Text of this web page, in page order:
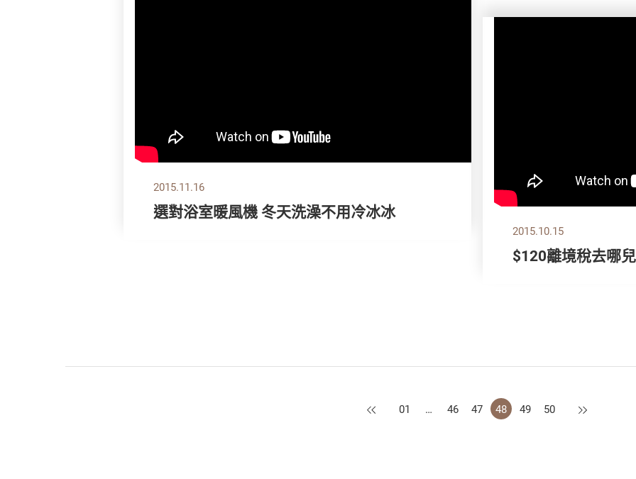
2015.11.16
選對浴室暖風機 冬天洗澡不用冷冰冰
2015.10.15
$120離境稅去哪
上一頁
01 … 46 47 48 49 50 下一頁